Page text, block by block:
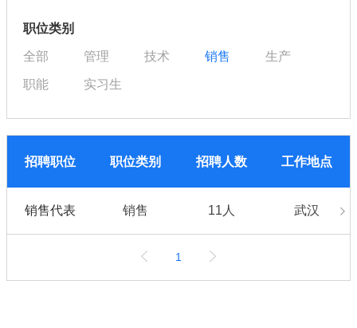
职位类别
全部 管理 技术 销售 生产
职能 实习生
招聘职位 职位类别 招聘人数 工作地点
销售代表 销售 11人 武汉
1